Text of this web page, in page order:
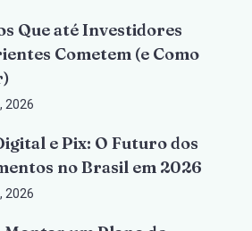
Que até Investidores
Cometem (e Como
2026
e Pix: O Futuro dos
no Brasil em 2026
2026